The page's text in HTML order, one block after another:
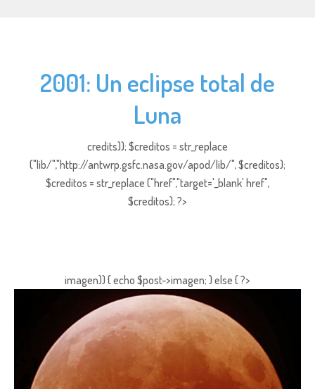
2001: Un eclipse total de
Luna
credits)); $creditos = str_replace
("lib/","http://antwrp.gsfc.nasa.gov/apod/lib/", $creditos);
$creditos = str_replace ("href","target='_blank' href",
$creditos); ?>
imagen)) { echo $post->imagen; } else { ?>